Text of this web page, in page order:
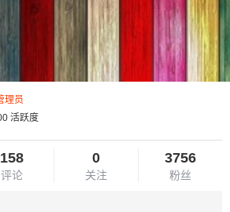
理员
活跃度
158
评论
0
关注
3756
粉丝